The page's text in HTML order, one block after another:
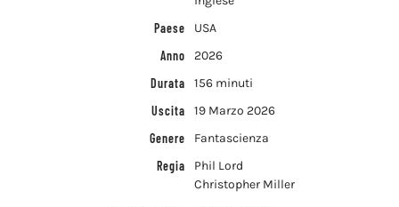
Paese
USA
Anno
2026
Durata
156 minuti
Uscita
19 Marzo 2026
Genere
Fantascienza
Regia
Phil Lord
Christopher Miller